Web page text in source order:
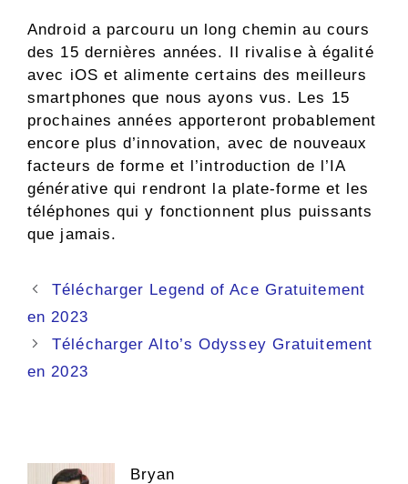
Android a parcouru un long chemin au cours
des 15 dernières années. Il rivalise à égalité
avec iOS et alimente certains des meilleurs
smartphones que nous ayons vus. Les 15
prochaines années apporteront probablement
encore plus d’innovation, avec de nouveaux
facteurs de forme et l’introduction de l’IA
générative qui rendront la plate-forme et les
téléphones qui y fonctionnent plus puissants
que jamais.
Navigation
des
Télécharger Legend of Ace Gratuitement
en 2023
Télécharger Alto’s Odyssey Gratuitement
en 2023
Bryan